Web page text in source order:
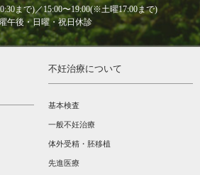
まで)／15:00〜19:00(※土曜17:00まで)
午後・日曜・祝日休診
不妊治療について
基本検査
一般不妊治療
体外受精・胚移植
先進医療